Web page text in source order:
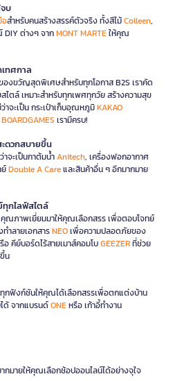
บ
อสำหรับคนสร้างสรรค์ตัวจริง ทั้งสีไม้Colleen,
DIY ต่างๆ จากMONT MARTEให้คุณ
ทศกาล
งขวัญสุดพิเศษสำหรับทุกโอกาส B2S เราคัด
ไตล์ เหมาะสำหรับทุกเพศทุกวัย สร้างความสุข
จะเป็น กระเป๋าเก็บอุณหภูมิKAKAO
เรามีครบ!
ะดวกสบายขึ้น
าจะเป็นกาต้มน้ำAnitech, เครื่องฟอกอากาศ
Double A Careและสินค้าอื่น ๆ อีกมากมาย
ทุกไลฟ์สไตล์
คุณภาพเยี่ยมมาให้คุณเลือกสรร เพื่อตอบโจทย์
ำลายเอกสารNEOเพื่อความปลอดภัยของ
อ คีย์บอร์ดไร้สายเมาส์คอมโบGEEZERที่ช่วย
น
กฟังก์ชันให้คุณได้เลือกสรรเพื่อตกแต่งบ้าน
ได้ จากแบรนด์ONEหรือ เก้าอี้ทำงาน
กมายให้คุณเลือกช้อปออนไลน์ได้อย่างจุใจ